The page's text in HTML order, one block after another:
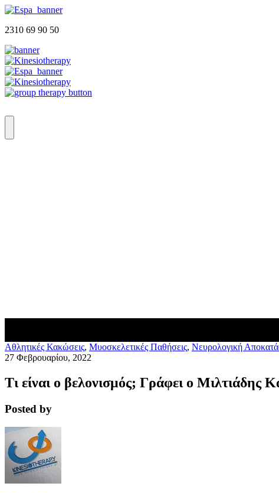
2310 69 90 50
Aθλητικές Κακώσεις, Μυοσκελετικές Παθήσεις, Νευρολογική
27 Φεβρουαρίου, 2022
Τι είναι ο βελονισμός; Γράφει ο
Posted by